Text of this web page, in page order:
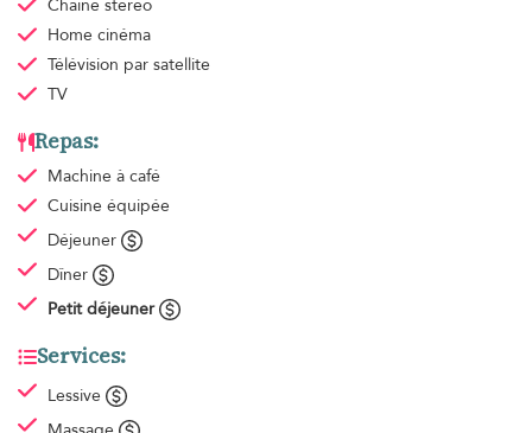
Chaîne stéréo
Home cinéma
Télévision par satellite
TV
Repas:
Machine à café
Cuisine équipée
Déjeuner
Dîner
Petit déjeuner
Services:
Lessive